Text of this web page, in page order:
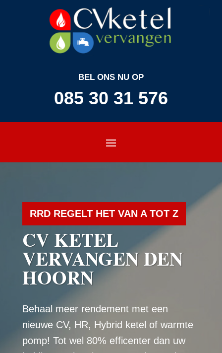
BEL ONS NU OP
085 30 31 576
RRD REGELT HET VAN A TOT Z
CV KETEL
VERVANGEN DEN
HOORN
Behaal meer rendement met een
nieuwe CV, HR, Hybrid ketel of warmte
pomp! Tot wel 80% efficenter dan uw